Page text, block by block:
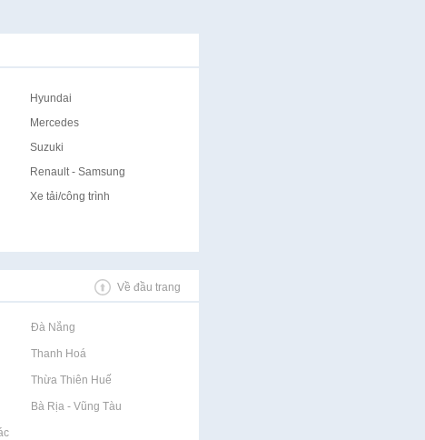
Hyundai
Mercedes
Suzuki
Renault - Samsung
Xe tải/công trình
Về đầu trang
vặt tại Đà Nẵng
vặt tại Thanh Hoá
vặt tại Thừa Thiên Huế
vặt tại Bà Rịa - Vũng Tàu